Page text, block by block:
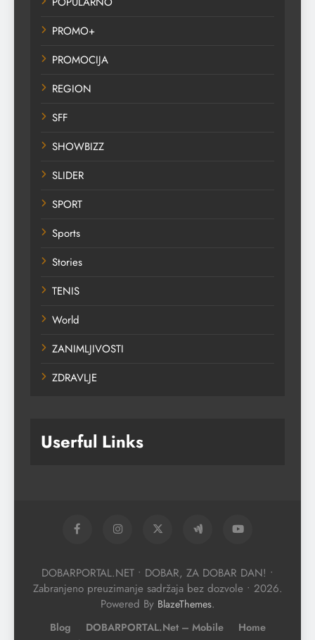
PROMO+
PROMOCIJA
REGION
SFF
SHOWBIZZ
SLIDER
SPORT
Sports
Stories
TENIS
World
ZANIMLJIVOSTI
ZDRAVLJE
Userful Links
DOBARPORTAL.NET • DOBAR, ZA DOBAR DAN! •
Zabranjeno preuzimanje sadržaja bez dozvole • 2026.
Powered By BlazeThemes.
Blog DOBARPORTAL.net – Mobile
Home